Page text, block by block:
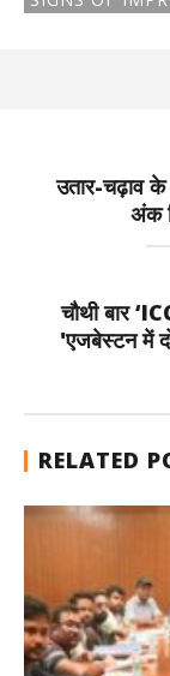
उतार-चढ़ाव
अंक
चौथी बार
'एजबेस्टन में
RELATED